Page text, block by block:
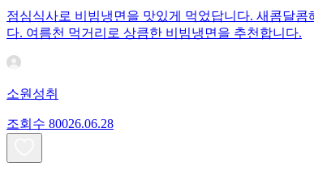
점심식사로 비빔냉면을 맛있게 먹었답니다. 새콤달
다. 여름천 먹거리로 상큼한 비빔냉면을 추천합니다.
소원성취
조회수 80026.06.28